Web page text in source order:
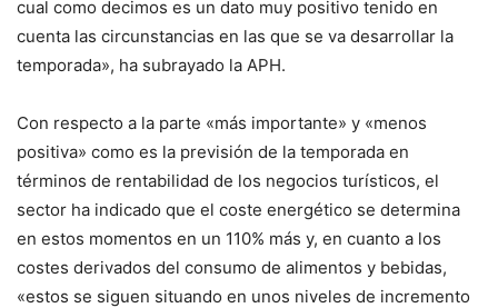
cual como decimos es un dato muy positivo tenido en
cuenta las circunstancias en las que se va desarrollar la
temporada», ha subrayado la APH.
Con respecto a la parte «más importante» y «menos
positiva» como es la previsión de la temporada en
términos de rentabilidad de los negocios turísticos, el
sector ha indicado que el coste energético se determina
en estos momentos en un 110% más y, en cuanto a los
costes derivados del consumo de alimentos y bebidas,
«estos se siguen situando en unos niveles de incremento